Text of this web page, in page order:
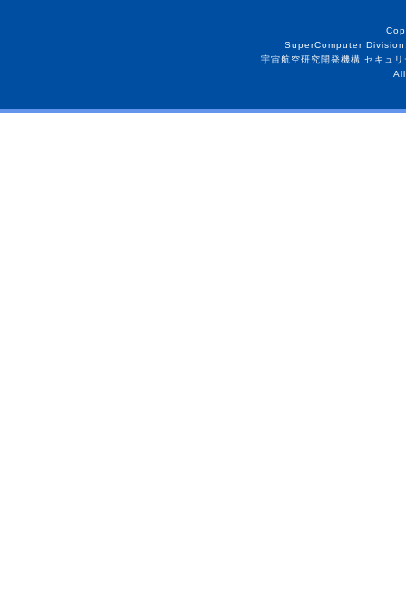
SuperComputer
宇宙航空研究開発機構 セキュ